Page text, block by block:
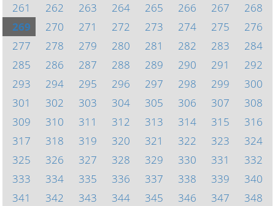
261
262 263 264 265 266 267
268
269
270 271 272 273 274 275
276
277
278 279 280 281 282 283
284
285
286 287 288 289 290 291
292
293
294 295 296 297 298 299
300
301
302 303 304 305 306 307
308
309
310 311 312 313 314 315
316
317
318 319 320 321 322 323
324
325
326 327 328 329 330 331
332
333
334 335 336 337 338 339
340
341
342 343 344 345 346 347
348